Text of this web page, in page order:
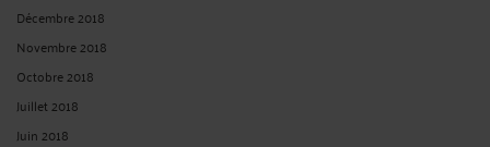
Décembre 2018
Novembre 2018
Octobre 2018
Juillet 2018
Juin 2018